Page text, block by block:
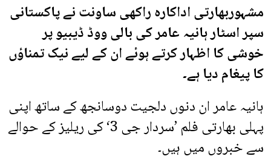
مشہوربھارتی اداکارہ راکھی ساونت نے پاکستانی
سپر اسٹار ہانیہ عامر کی بالی ووڈ ڈیبیو پر
خوشی کا اظہار کرتے ہوئے ان کے لیے نیک تمناؤں
کا پیغام دیا ہے۔
ہانیہ عامر ان دنوں دلجیت دوسانجھ کے ساتھ اپنی
پہلی بھارتی فلم ’سردار جی 3‘ کی ریلیز کے حوالے
سے خبروں میں ہیں۔